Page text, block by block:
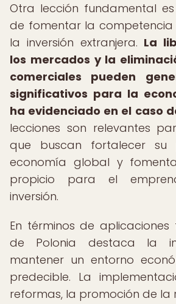
Otra lección fundamental
de fomentar la
la inversión extranjera. La
los mercados y la
comerciales pueden
significativos para la
ha evidenciado en el caso
lecciones son relevantes
que buscan fortalecer su
economía global y
propicio para el
inversión.
En términos de
de Polonia destaca la
mantener un entorno
predecible. La
reformas, la promoción de la